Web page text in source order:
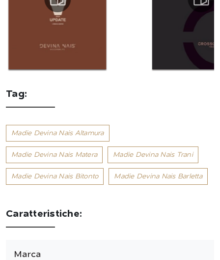
Tag:
Madie Devina Nais Altamura
Madie Devina Nais Matera Madie Devina Nais Trani
Madie Devina Nais Bitonto Madie Devina Nais Barletta
Caratteristiche:
Marca